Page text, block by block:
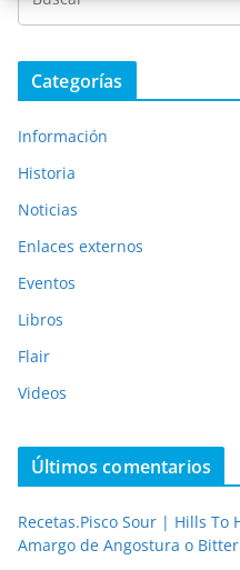
Categorías
Información
Historia
Noticias
Enlaces externos
Eventos
Libros
Flair
Videos
Últimos comentarios
Recetas.Pisco Sour | Hills To
Amargo de Angostura o